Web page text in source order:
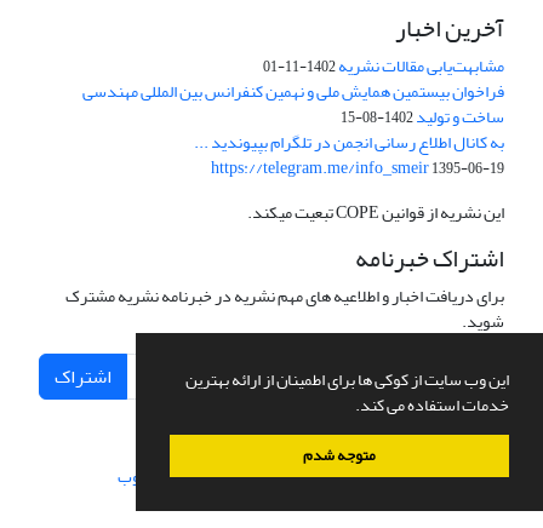
این وب سایت از کوکی ها برای اطمینان از ارائه بهترین
خدمات استفاده می کند.
متوجه شدم
آخرین اخبار
مشابهت‌یابی مقالات نشریه1402-11-01
فراخوان بیستمین همایش ملی و نهمین کنفرانس بین المللی مهندسی
ساخت و تولید1402-08-15
به کانال اطلاع رسانی انجمن در تلگرام بپیوندید ...
https://telegram.me/info_smeir1395-06-19
این نشریه از قوانین COPE تبعیت میکند.
اشتراک خبرنامه
برای دریافت اخبار و اطلاعیه های مهم نشریه در خبرنامه نشریه مشترک
شوید.
اشتراک
سامانه مدیریت نشریات علمی.طراحی و پیاده سازی از سیناوب